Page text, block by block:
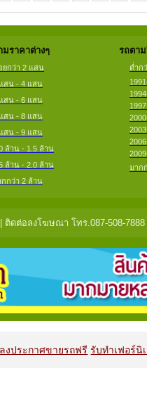
มราคาต่างๆ
ยกว่า 2 แสน
สน - 4 แสน
สน - 6 แสน
สน - 8 แสน
สน - 9 แสน
ล้าน - 1.5 ล้าน
ล้าน - 2.0 ล้าน
กกว่า 2 ล้าน
รถตา
ต่ำก
มาก
ติดต่อลงโฆษณา โทร.087-508-
ลงประกาศขายรถฟรี รับทำเฟอร์นิ